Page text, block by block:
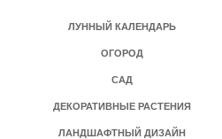
ЛУННЫЙ КАЛЕНДАРЬ
ОГОРОД
САД
ДЕКОРАТИВНЫЕ РАСТЕНИЯ
ЛАНДШАФТНЫЙ ДИЗАЙН